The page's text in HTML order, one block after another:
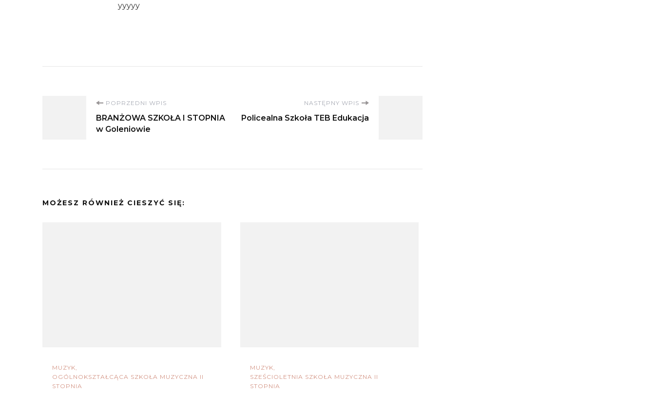
yyyyy
Nawigacja
wpisu
POPRZEDNI WPIS
BRANŻOWA SZKOŁA I STOPNIA
w Goleniowie
NASTĘPNY WPIS
Policealna Szkoła TEB Edukacja
MOŻESZ RÓWNIEŻ CIESZYĆ SIĘ:
MUZYK
OGÓLNOKSZTAŁCĄCA SZKOŁA MUZYCZNA II
STOPNIA
MUZYK
SZEŚCIOLETNIA SZKOŁA MUZYCZNA II
STOPNIA